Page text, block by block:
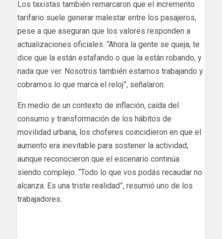
Los taxistas también remarcaron que el incremento
tarifario suele generar malestar entre los pasajeros,
pese a que aseguran que los valores responden a
actualizaciones oficiales. “Ahora la gente se queja, te
dice que la están estafando o que la están robando, y
nada que ver. Nosotros también estamos trabajando y
cobramos lo que marca el reloj”, señalaron.
En medio de un contexto de inflación, caída del
consumo y transformación de los hábitos de
movilidad urbana, los choferes coincidieron en que el
aumento era inevitable para sostener la actividad,
aunque reconocieron que el escenario continúa
siendo complejo. “Todo lo que vos podás recaudar no
alcanza. Es una triste realidad”, resumió uno de los
trabajadores.